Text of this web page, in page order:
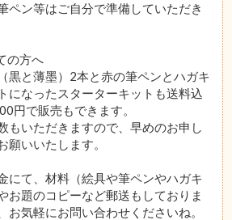
ペン等はご自分で準備していただき
の方へ
黒と薄墨）2本と赤の筆ペンとハガキ
になったスターターキットも送料込
円で販売もできます。
もいただきますので、早めのお申し
願いいたします。
にて、材料（絵具や筆ペンやハガキ
お題のコピーなど郵送もしておりま
お気軽にお問い合わせくださいね。